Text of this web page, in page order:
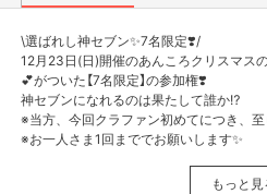
\選ばれし神セブン✨7名限定❣️/
12月23日(日)開催のあんころクリスマス
💕がついた【7名限定】の参加権❣️
神セブンになれるのは果たして誰か⁉️
※当方、今回クラファン初めてにつき、
※お一人さま1回まででお願いします✨
もっと見